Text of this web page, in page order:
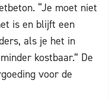
“Je moet niet
is en blijft een
als je het in
kostbaar.” De
voor de